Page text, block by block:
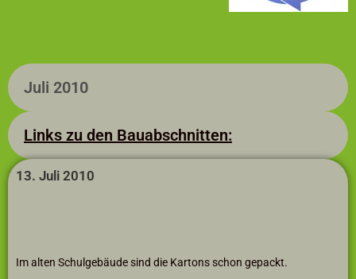
Juli 2010
Links zu den Bauabschnitten:
13. Juli 2010
Im alten Schulgebäude sind die Kartons schon gepackt.